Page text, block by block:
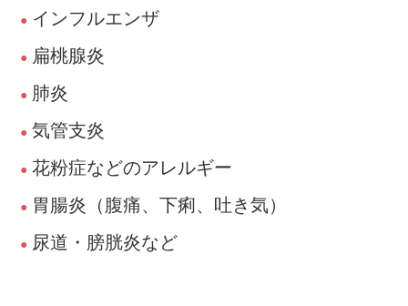
インフルエンザ
扁桃腺炎
肺炎
気管支炎
花粉症などのアレルギー
胃腸炎（腹痛、下痢、吐き気）
尿道・膀胱炎など